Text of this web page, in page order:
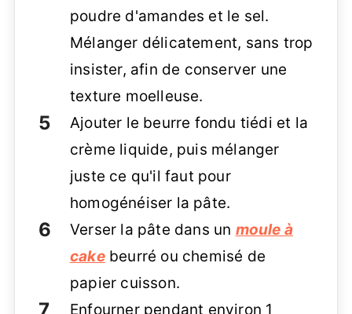
poudre d'amandes et le sel.
Mélanger délicatement, sans trop
insister, afin de conserver une
texture moelleuse.
Ajouter le beurre fondu tiédi et la
crème liquide, puis mélanger
juste ce qu'il faut pour
homogénéiser la pâte.
Verser la pâte dans un moule à
cakebeurré ou chemisé de
papier cuisson.
Enfourner pendant environ 1